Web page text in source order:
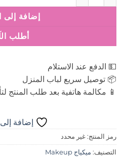
إضافة إلى
أطلب
💵 الدفع عند الاستلام
📦 توصيل سريع لباب المنزل
📱 مكالمة هاتفية بعد طلب المنتج
إضافة
رمز المنتج: غير محدد
التصنيف: ميكياج Makeup